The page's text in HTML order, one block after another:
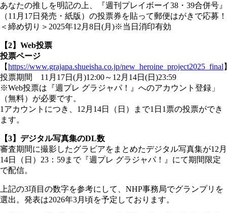
あなたの推しを明記の上、『週刊プレイボーイ38・39合併号』
（11月17日発売・紙版）の投票券を貼って郵便はがきで応募！
＜締め切り＞2025年12月8日(月)※当日消印有効
【2】Web投票
投票ページ
【https://www.grajapa.shueisha.co.jp/new_heroine_project2025_final
投票期間 11月17日(月)12:00～12月14日(日)23:59
※Web投票は『週プレ グラジャパ！』へのアカウント登録」
（無料）が必要です。
1アカウントにつき、12月14日（日）まで1日1票の投票ができ
ます。
【3】デジタル写真集のDL数
審査期間に撮影したグラビアをまとめたデジタル写真集が12月
14日（日）23：59まで『週プレ グラジャパ！』にて期間限定
で配信。
上記の3項目の数字を参考にして、NHP事務局でグランプリを
選出。発表は2026年3月頃を予定しております。